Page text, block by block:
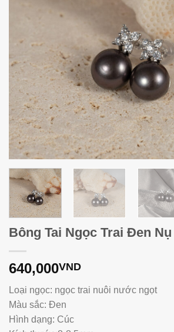
Bông Tai Ngọc Trai Đen
640,000VND
Loại ngọc: ngọc trai nuôi nước ngọt
Màu sắc: Đen
Hình dạng: Cúc